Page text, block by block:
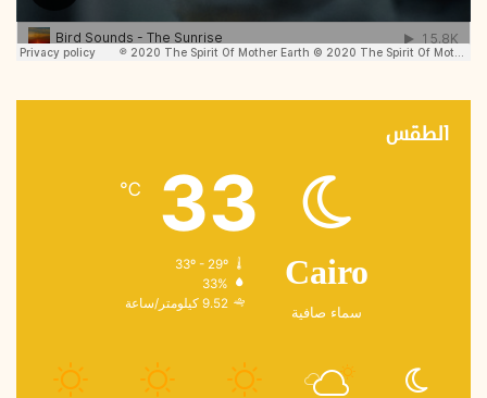
الطقس
Cairo
سماء صافية
33
℃
33º - 29º
33%
9.52 كيلومتر/ساعة